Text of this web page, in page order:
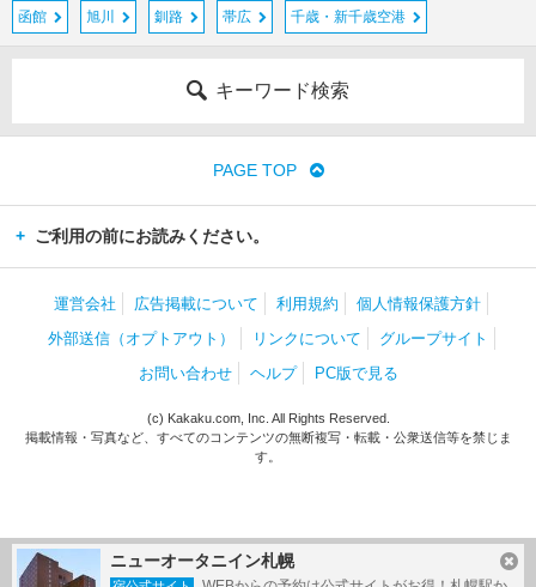
ニューオータニイン札幌
函館 旭川 釧路 帯広 千歳・新千歳空港
キーワード検索
PAGE TOP
ご利用の前にお読みください。
運営会社 広告掲載について 利用規約
個人情報保護方針
外部送信（オプトアウト）
リンクについて
グループサイト
お問い合わせ
ヘルプ PC版で見る
(c) Kakaku.com, Inc. All Rights Reserved.
掲載情報・写真など、すべてのコンテンツの無断複写・転載・公衆送信等を禁じま
す。